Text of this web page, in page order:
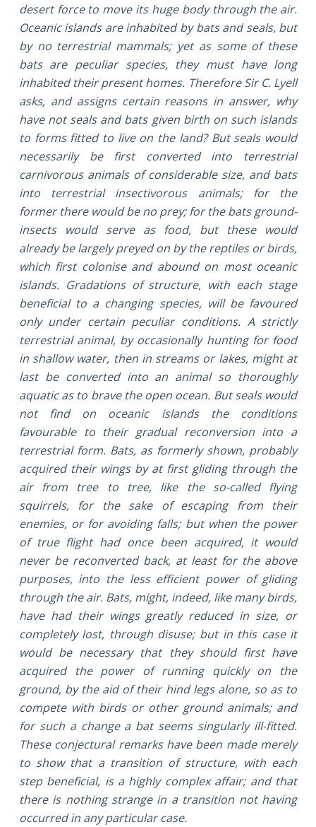
desert force to move its huge body through the air.
Oceanic islands are inhabited by bats and seals, but
by no terrestrial mammals; yet as some of these
bats are peculiar species, they must have long
inhabited their present homes. Therefore Sir C. Lyell
asks, and assigns certain reasons in answer, why
have not seals and bats given birth on such islands
to forms fitted to live on the land? But seals would
necessarily be first converted into terrestrial
carnivorous animals of considerable size, and bats
into terrestrial insectivorous animals; for the
former there would be no prey; for the bats ground-
insects would serve as food, but these would
already be largely preyed on by the reptiles or birds,
which first colonise and abound on most oceanic
islands. Gradations of structure, with each stage
beneficial to a changing species, will be favoured
only under certain peculiar conditions. A strictly
terrestrial animal, by occasionally hunting for food
in shallow water, then in streams or lakes, might at
last be converted into an animal so thoroughly
aquatic as to brave the open ocean. But seals would
not find on oceanic islands the conditions
favourable to their gradual reconversion into a
terrestrial form. Bats, as formerly shown, probably
acquired their wings by at first gliding through the
air from tree to tree, like the so-called flying
squirrels, for the sake of escaping from their
enemies, or for avoiding falls; but when the power
of true flight had once been acquired, it would
never be reconverted back, at least for the above
purposes, into the less efficient power of gliding
through the air. Bats, might, indeed, like many birds,
have had their wings greatly reduced in size, or
completely lost, through disuse; but in this case it
would be necessary that they should first have
acquired the power of running quickly on the
ground, by the aid of their hind legs alone, so as to
compete with birds or other ground animals; and
for such a change a bat seems singularly ill-fitted.
These conjectural remarks have been made merely
to show that a transition of structure, with each
step beneficial, is a highly complex affair; and that
there is nothing strange in a transition not having
occurred in any particular case.